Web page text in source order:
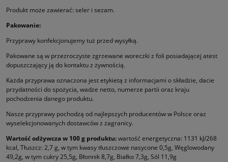
Produkt może zawierać: seler i sezam.
Pakowanie:
Przyprawy konfekcjonujemy tuż przed wysyłką.
Pakowane są w przezroczyste zgrzewane woreczki z foli posiadającej atest
dopuszczający ją do kontaktu z żywnością.
Każda przyprawa oznaczona jest etykietą z informacjami o składzie, dacie
przydatności do spożycia, wadze netto, numerze partii oraz kraju
pochodzenia danego produktu.
Nasze przyprawy pochodzą od najlepszych producentów w Polsce oraz
wyselekcjonowanych dostawców z zagranicy.
Wartość odżywcza w 100 g produktu:wartość energetyczna: 1131 kJ/268
kcal, Tłuszcz: 2,7 g, w tym kwasy tłuszczowe nasycone 0,5g, Węglowodany
49,2g, w tym cukry 25,5g, Błonnik 8,7g, Białko 7,3g, Sól 11,9g